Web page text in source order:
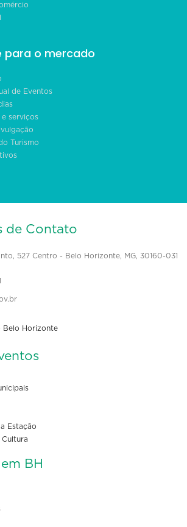
para o mercado
de Eventos
e serviços
Turismo
de Contato
527 Centro - Belo Horizonte, MG, 30160-031
Belo Horizonte
Estação
BH